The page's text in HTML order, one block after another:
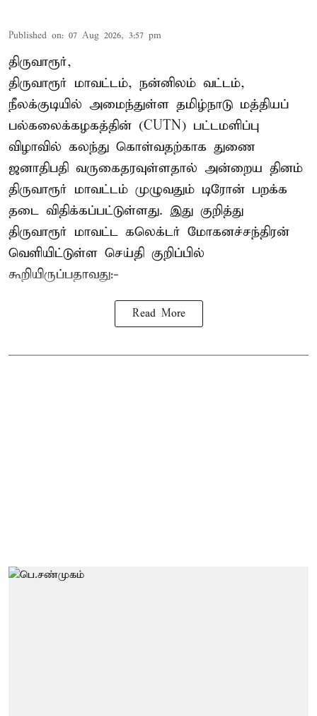
Published on: 07 Aug 2026, 3:57 pm
திருவாரூர்,
திருவாரூர் மாவட்டம், நன்னிலம் வட்டம்,
நீலக்குடியில் அமைந்துள்ள தமிழ்நாடு மத்தியப்
பல்கலைக்கழகத்தின் (CUTN) பட்டமளிப்பு
விழாவில் கலந்து கொள்வதற்காக துணை
ஜனாதிபதி வருகைதரவுள்ளதால் அன்றைய தினம்
திருவாரூர் மாவட்டம் முழுவதும் டிரோன் பறக்க
தடை விதிக்கப்பட்டுள்ளது. இது குறித்து
திருவாரூர் மாவட்ட கலெக்டர் மோகனச்சந்திரன்
வெளியிட்டுள்ள செய்தி குறிப்பில்
கூறியிருப்பதாவது:-
Read More